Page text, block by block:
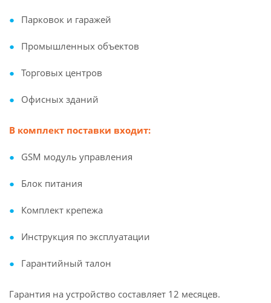
Парковок и гаражей
Промышленных объектов
Торговых центров
Офисных зданий
В комплект поставки входит:
GSM модуль управления
Блок питания
Комплект крепежа
Инструкция по эксплуатации
Гарантийный талон
Гарантия на устройство составляет 12 месяцев.